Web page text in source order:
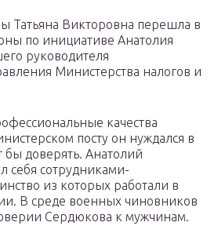
Татьяна Викторовна перешла в
по инициативе Анатолия
руководителя
Министерства налогов и
качества
посту он нуждался в
доверять. Анатолий
себя сотрудниками-
из которых работали в
В среде военных чиновников
Сердюкова к мужчинам.